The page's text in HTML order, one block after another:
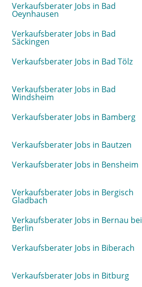
Verkaufsberater Jobs in Bad
Oeynhausen
Verkaufsberater Jobs in Bad
Säckingen
Verkaufsberater Jobs in Bad Tölz
Verkaufsberater Jobs in Bad
Windsheim
Verkaufsberater Jobs in Bamberg
Verkaufsberater Jobs in Bautzen
Verkaufsberater Jobs in Bensheim
Verkaufsberater Jobs in Bergisch
Gladbach
Verkaufsberater Jobs in Bernau bei
Berlin
Verkaufsberater Jobs in Biberach
Verkaufsberater Jobs in Bitburg